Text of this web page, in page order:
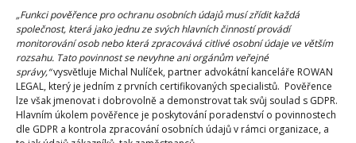
„Funkci pověřence pro ochranu osobních údajů musí zřídit každá
společnost, která jako jednu ze svých hlavních činností provádí
monitorování osob nebo která zpracovává citlivé osobní údaje ve větším
rozsahu. Tato povinnost se nevyhne ani orgánům veřejné
správy,“vysvětluje Michal Nulíček, partner advokátní kanceláře ROWAN
LEGAL, který je jedním z prvních certifikovaných specialistů. Pověřence
lze však jmenovat i dobrovolně a demonstrovat tak svůj soulad s GDPR.
Hlavním úkolem pověřence je poskytování poradenství o povinnostech
dle GDPR a kontrola zpracování osobních údajů v rámci organizace, a